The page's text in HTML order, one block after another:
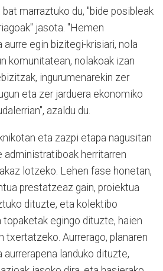
marraztuko du, "bide posibleak
jasota. "Hemen
aurre egin bizitegi-krisiari, nola
komunitatean, nolakoak izan
ingurumenarekin zer
eta zer jarduera ekonomiko
azaldu du.
eta zazpi etapa nagusitan
administratiboak herritarren
lotzeko. Lehen fase honetan,
prestatzeaz gain, proiektua
dituzte, eta kolektibo
egingo dituzte, haien
txertatzeko. Aurrerago, planaren
aurrerapena landuko dituzte,